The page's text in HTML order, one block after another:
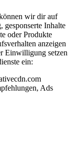
wir dir auf
gesponserte Inhalte
oder Produkte
anzeigen
Einwilligung setzen
ein:
Ads